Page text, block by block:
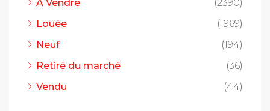
A Vendre
(2390)
Louée
(1969)
Neuf
(194)
Retiré du marché
(36)
Vendu
(44)